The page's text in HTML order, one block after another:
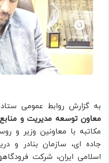
به گزارش روابط عمومی ستاد
معاون توسعه مدیریت و
مکاتبه با معاونین وزیر و
جاده ای، سازمان بنادر و
اسلامی ایران، شرکت